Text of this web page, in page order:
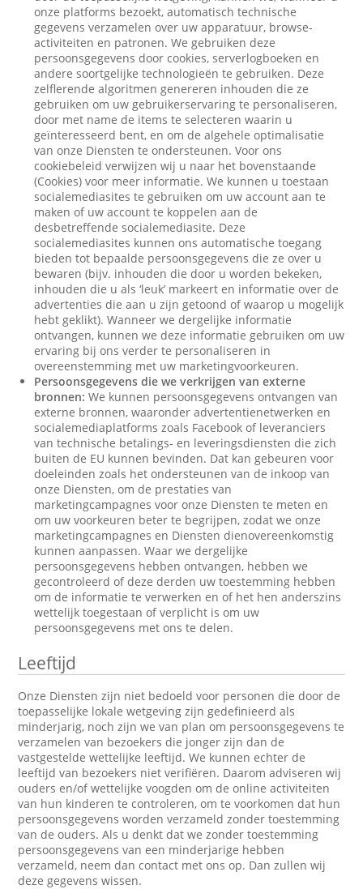
onze platforms bezoekt, automatisch technische
gegevens verzamelen over uw apparatuur, browse-
activiteiten en patronen. We gebruiken deze
persoonsgegevens door cookies, serverlogboeken en
andere soortgelijke technologieën te gebruiken. Deze
zelflerende algoritmen genereren inhouden die ze
gebruiken om uw gebruikerservaring te personaliseren,
door met name de items te selecteren waarin u
geïnteresseerd bent, en om de algehele optimalisatie
van onze Diensten te ondersteunen. Voor ons
cookiebeleid verwijzen wij u naar het bovenstaande
(Cookies) voor meer informatie. We kunnen u toestaan
socialemediasites te gebruiken om uw account aan te
maken of uw account te koppelen aan de
desbetreffende socialemediasite. Deze
socialemediasites kunnen ons automatische toegang
bieden tot bepaalde persoonsgegevens die ze over u
bewaren (bijv. inhouden die door u worden bekeken,
inhouden die u als ‘leuk’ markeert en informatie over de
advertenties die aan u zijn getoond of waarop u mogelijk
hebt geklikt). Wanneer we dergelijke informatie
ontvangen, kunnen we deze informatie gebruiken om uw
ervaring bij ons verder te personaliseren in
overeenstemming met uw marketingvoorkeuren.
Persoonsgegevens die we verkrijgen van externe
bronnen: We kunnen persoonsgegevens ontvangen van
externe bronnen, waaronder advertentienetwerken en
socialemediaplatforms zoals Facebook of leveranciers
van technische betalings- en leveringsdiensten die zich
buiten de EU kunnen bevinden. Dat kan gebeuren voor
doeleinden zoals het ondersteunen van de inkoop van
onze Diensten, om de prestaties van
marketingcampagnes voor onze Diensten te meten en
om uw voorkeuren beter te begrijpen, zodat we onze
marketingcampagnes en Diensten dienovereenkomstig
kunnen aanpassen. Waar we dergelijke
persoonsgegevens hebben ontvangen, hebben we
gecontroleerd of deze derden uw toestemming hebben
om de informatie te verwerken en of het hen anderszins
wettelijk toegestaan of verplicht is om uw
persoonsgegevens met ons te delen.
Leeftijd
Onze Diensten zijn niet bedoeld voor personen die door de
toepasselijke lokale wetgeving zijn gedefinieerd als
minderjarig, noch zijn we van plan om persoonsgegevens te
verzamelen van bezoekers die jonger zijn dan de
vastgestelde wettelijke leeftijd. We kunnen echter de
leeftijd van bezoekers niet verifiëren. Daarom adviseren wij
ouders en/of wettelijke voogden om de online activiteiten
van hun kinderen te controleren, om te voorkomen dat hun
persoonsgegevens worden verzameld zonder toestemming
van de ouders. Als u denkt dat we zonder toestemming
persoonsgegevens van een minderjarige hebben
verzameld, neem dan contact met ons op. Dan zullen wij
deze gegevens wissen.